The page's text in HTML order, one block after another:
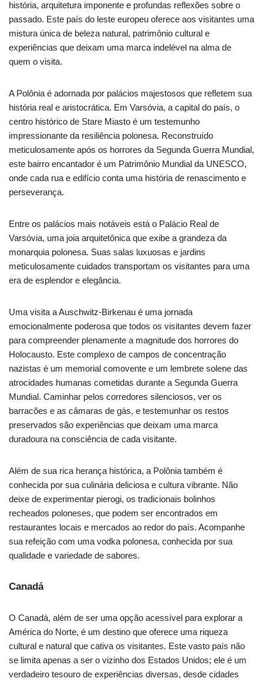
história, arquitetura imponente e profundas reflexões sobre o
passado. Este país do leste europeu oferece aos visitantes uma
mistura única de beleza natural, patrimônio cultural e
experiências que deixam uma marca indelével na alma de
quem o visita.
A Polônia é adornada por palácios majestosos que refletem sua
história real e aristocrática. Em Varsóvia, a capital do país, o
centro histórico de Stare Miasto é um testemunho
impressionante da resiliência polonesa. Reconstruído
meticulosamente após os horrores da Segunda Guerra Mundial,
este bairro encantador é um Patrimônio Mundial da UNESCO,
onde cada rua e edifício conta uma história de renascimento e
perseverança.
Entre os palácios mais notáveis está o Palácio Real de
Varsóvia, uma joia arquitetônica que exibe a grandeza da
monarquia polonesa. Suas salas luxuosas e jardins
meticulosamente cuidados transportam os visitantes para uma
era de esplendor e elegância.
Uma visita a Auschwitz-Birkenau é uma jornada
emocionalmente poderosa que todos os visitantes devem fazer
para compreender plenamente a magnitude dos horrores do
Holocausto. Este complexo de campos de concentração
nazistas é um memorial comovente e um lembrete solene das
atrocidades humanas cometidas durante a Segunda Guerra
Mundial. Caminhar pelos corredores silenciosos, ver os
barracões e as câmaras de gás, e testemunhar os restos
preservados são experiências que deixam uma marca
duradoura na consciência de cada visitante.
Além de sua rica herança histórica, a Polônia também é
conhecida por sua culinária deliciosa e cultura vibrante. Não
deixe de experimentar pierogi, os tradicionais bolinhos
recheados poloneses, que podem ser encontrados em
restaurantes locais e mercados ao redor do país. Acompanhe
sua refeição com uma vodka polonesa, conhecida por sua
qualidade e variedade de sabores.
Canadá
O Canadá, além de ser uma opção acessível para explorar a
América do Norte, é um destino que oferece uma riqueza
cultural e natural que cativa os visitantes. Este vasto país não
se limita apenas a ser o vizinho dos Estados Unidos; ele é um
verdadeiro tesouro de experiências diversas, desde cidades